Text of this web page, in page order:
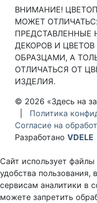
ВНИМАНИЕ!
МОЖЕТ
ПРЕДСТАВЛЕННЫЕ
ДЕКОРОВ И
ОБРАЗЦАМИ, А
ОТЛИЧАТЬСЯ ОТ
ИЗДЕЛИЯ.
© 2026 «Здесь на
Политика
Согласие на
Разработано VDELE
Сайт использует
удобства пользования,
сервисам аналитики в
можете запретить